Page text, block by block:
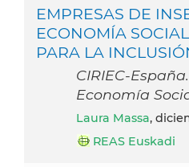
EMPRESAS DE
ECONOMÍA
PARA LA
CIRIEC-
Economía
Laura Massa,
REAS Euskadi